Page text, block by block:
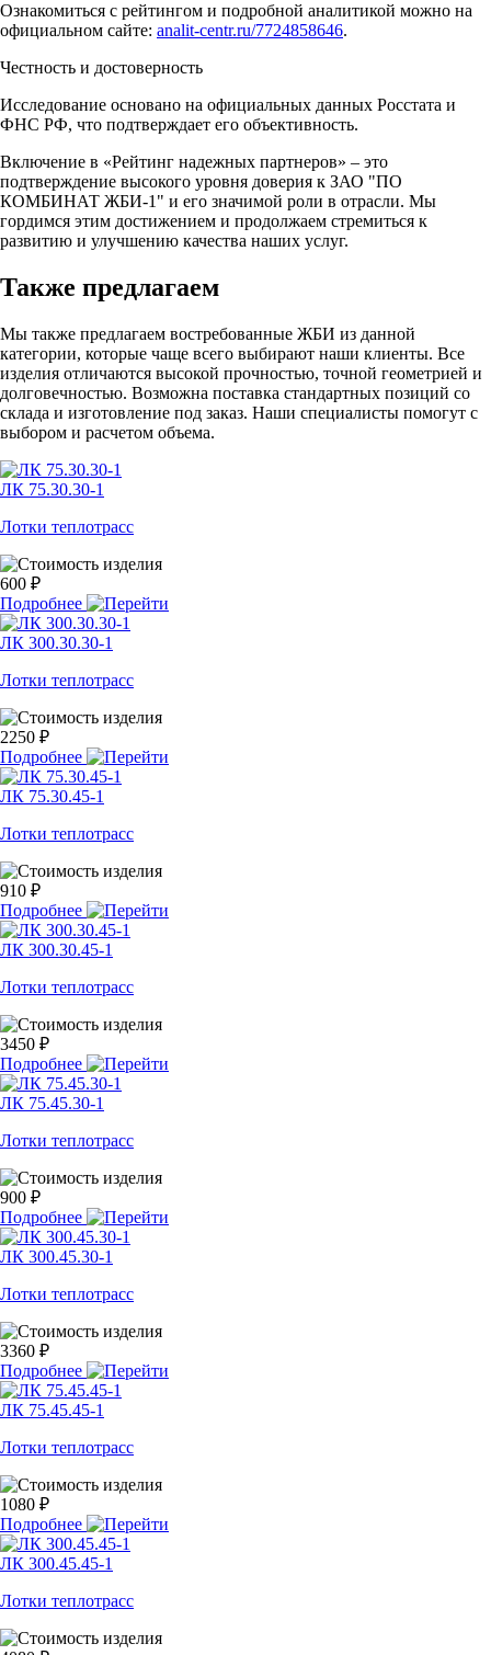
Ознакомиться с рейтингом и подробной аналитикой можно на
официальном сайте: analit-centr.ru/7724858646.
Честность и достоверность
Исследование основано на официальных данных Росстата и
ФНС РФ, что подтверждает его объективность.
Включение в «Рейтинг надежных партнеров» – это
подтверждение высокого уровня доверия к ЗАО "ПО
КОМБИНАТ ЖБИ-1" и его значимой роли в отрасли. Мы
гордимся этим достижением и продолжаем стремиться к
развитию и улучшению качества наших услуг.
Также предлагаем
Мы также предлагаем востребованные ЖБИ из данной
категории, которые чаще всего выбирают наши клиенты. Все
изделия отличаются высокой прочностью, точной геометрией и
долговечностью. Возможна поставка стандартных позиций со
склада и изготовление под заказ. Наши специалисты помогут с
выбором и расчетом объема.
ЛК 75.30.30-1
Лотки теплотрасс
600 ₽
Подробнее
ЛК 300.30.30-1
Лотки теплотрасс
2250 ₽
Подробнее
ЛК 75.30.45-1
Лотки теплотрасс
910 ₽
Подробнее
ЛК 300.30.45-1
Лотки теплотрасс
3450 ₽
Подробнее
ЛК 75.45.30-1
Лотки теплотрасс
900 ₽
Подробнее
ЛК 300.45.30-1
Лотки теплотрасс
3360 ₽
Подробнее
ЛК 75.45.45-1
Лотки теплотрасс
1080 ₽
Подробнее
ЛК 300.45.45-1
Лотки теплотрасс